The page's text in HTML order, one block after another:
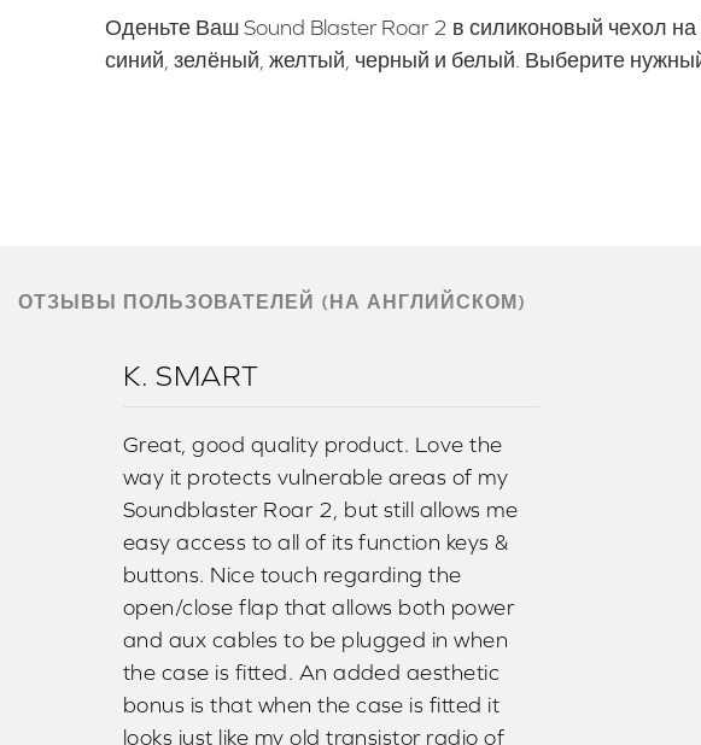
Оденьте Ваш Sound Blaster Roar 2 в силиконовый чехол
синий, зелёный, желтый, черный и белый. Выберите
ОТЗЫВЫ ПОЛЬЗОВАТЕЛЕЙ (НА АНГЛИЙСКОМ)
K. SMART
Great, good quality product. Love the
way it protects vulnerable areas of my
Soundblaster Roar 2, but still allows me
easy access to all of its function keys &
buttons. Nice touch regarding the
open/close flap that allows both power
and aux cables to be plugged in when
the case is fitted. An added aesthetic
bonus is that when the case is fitted it
looks just like my old transistor radio of